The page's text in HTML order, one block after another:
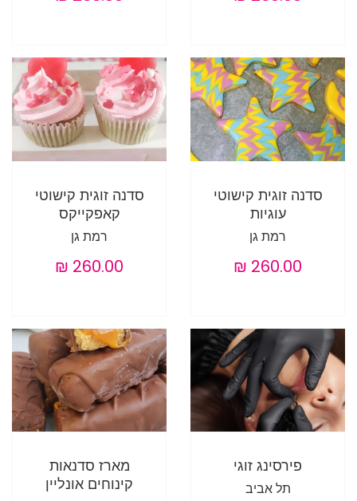
סדנה זוגית קישוטי
עוגיות
רמת גן
סדנה זוגית קישוטי
קאפקייקס
רמת גן
פירסינג זוגי
תל אביב
מארז סדנאות
קינוחים אונליין